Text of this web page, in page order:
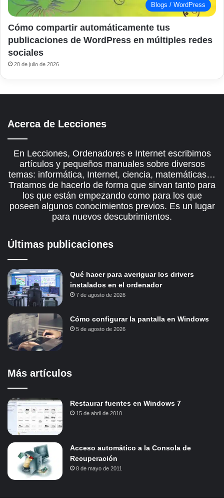
Blogs / WordPress
Cómo compartir automáticamente tus
publicaciones de WordPress en múltiples redes
sociales
20 de julio de 2026
Acerca de Lecciones
En Lecciones, Ordenadores e Internet escribimos
artículos y pequeños manuales sobre diversos
temas: informática, Internet, ciencia, matemáticas…
Tratamos de hacerlo de forma que sirvan tanto para
los que están empezando como para los que
poseen algunos conocimientos previos. Es un lugar
para nuevos descubrimientos.
Últimas publicaciones
Qué hacer para averiguar los drivers
instalados en el ordenador
7 de agosto de 2026
Cómo configurar la pantalla en Windows
5 de agosto de 2026
Más artículos
Restaurar fuentes en Windows 7
15 de abril de 2010
Acceso automático a la Consola de
Recuperación
8 de mayo de 2011